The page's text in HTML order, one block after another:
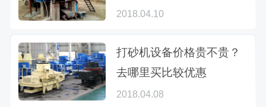
2018.04.10
打砂机设备价格贵不贵？
去哪里买比较优惠
2018.04.08